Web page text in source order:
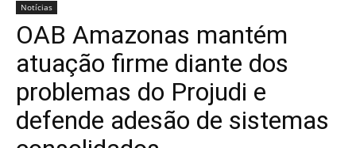
Notícias
OAB Amazonas mantém
atuação firme diante dos
problemas do Projudi e
defende adesão de sistemas